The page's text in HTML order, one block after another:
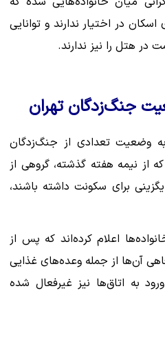
در اختیار ندارند و توانایی
در هتل را نیز ندارند.
جنگ‌زدگان تهران
به وضعیت تعدادی از جنگ‌زدگان
از نیمه هفته گذشته، گروهی از
برای سکونت داشته باشند،
اعلام کرده‌اند که پس از
آن‌ها از جمله وعده‌های غذایی
به اتاق‌ها نیز غیرفعال شده